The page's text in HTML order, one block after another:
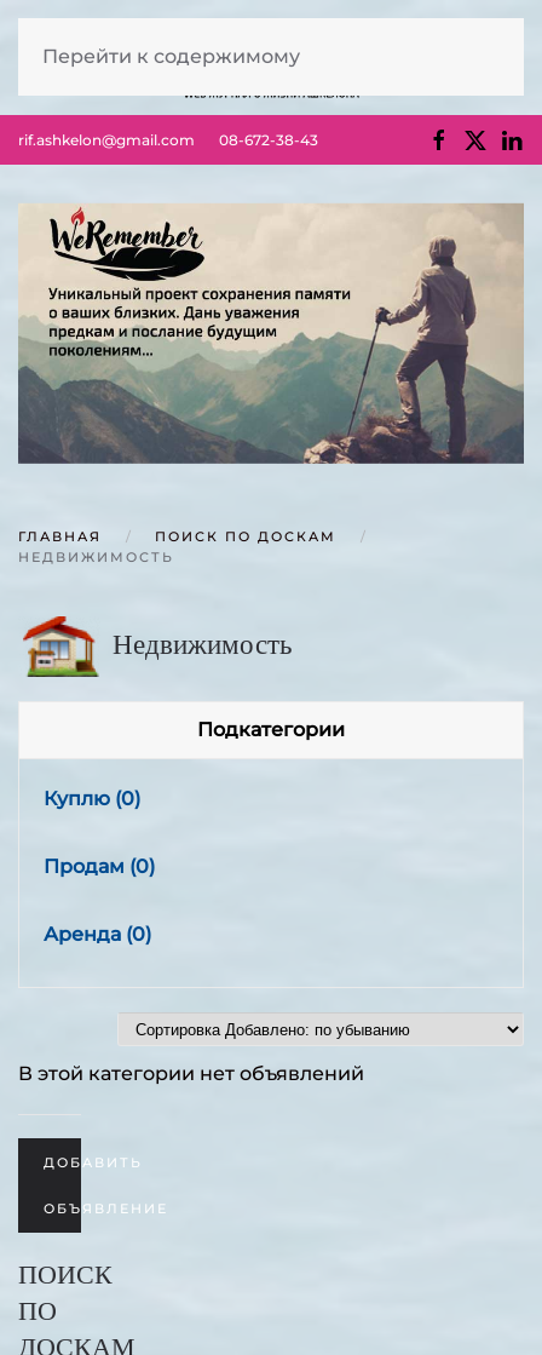
Перейти к содержимому
rif.ashkelon@gmail.com 08-672-38-43
ГЛАВНАЯ
ПОИСК ПО ДОСКАМ
НЕДВИЖИМОСТЬ
Недвижимость
Подкатегории
Куплю (0)
Продам (0)
Аренда (0)
В этой категории нет объявлений
ДОБАВИТЬ
ОБЪЯВЛЕНИЕ
ПОИСК
ПО
ДОСКАМ